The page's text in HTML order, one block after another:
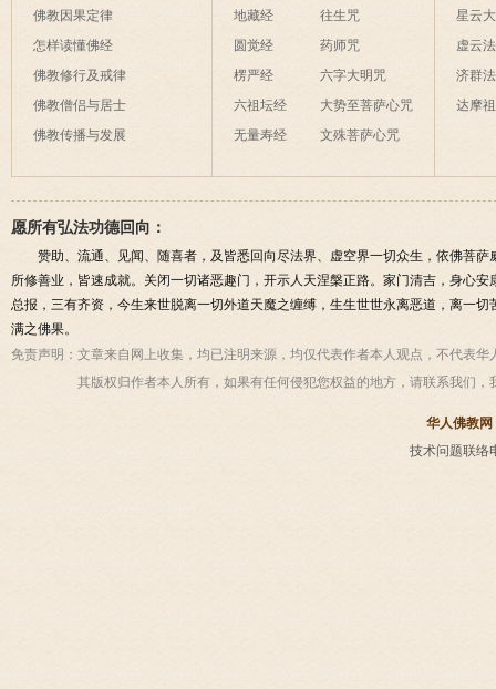
佛教因果定律
怎样读懂佛经
佛教修行及戒律
佛教僧侣与居士
佛教传播与发展
地藏经
圆觉经
楞严经
六祖坛经
无量寿经
往生咒
药师咒
六字大明咒
大势至菩萨心咒
文殊菩萨心咒
星云
虚云
济群
达摩
愿所有弘法功德回向：
赞助、流通、见闻、随喜者，及皆悉回向尽法界、虚空界一切众生，依佛菩
所修善业，皆速成就。关闭一切诸恶趣门，开示人天涅槃正路。家门清吉，身心
总报，三有齐资，今生来世脱离一切外道天魔之缠缚，生生世世永离恶道，离一
满之佛果。
免责声明： 文章来自网上收集，均已注明来源，均仅代表作者本人观点，不代表
其版权归作者本人所有，如果有任何侵犯您权益的地方，请联系我们，
华人佛教网
技术问题联络